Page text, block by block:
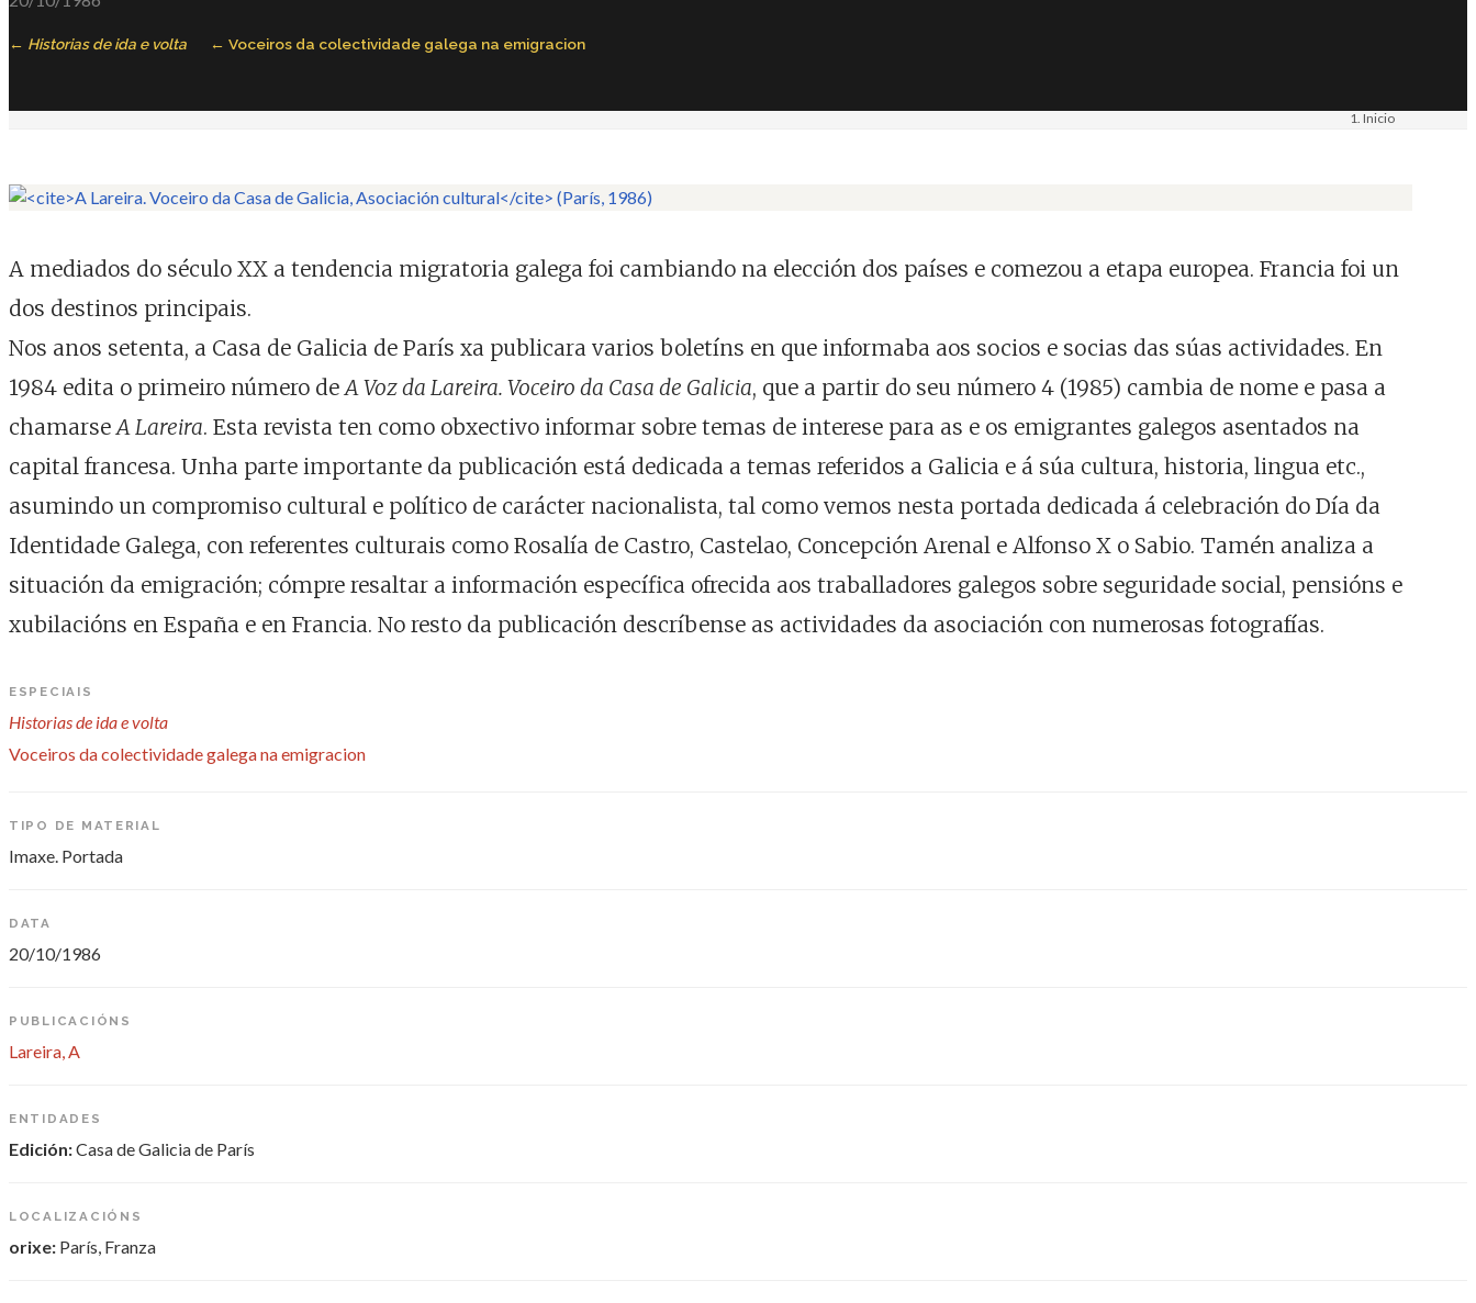
Historias de ida e volta Voceiros da colectividade galega na emigracion
Inicio
A mediados do século XX a tendencia migratoria galega foi cambiando na elección dos países e comezou a etapa europea. Francia foi un
dos destinos principais.
Nos anos setenta, a Casa de Galicia de París xa publicara varios boletíns en que informaba aos socios e socias das súas actividades. En
1984 edita o primeiro número deA Voz da Lareira. Voceiro da Casa de Galicia, que a partir do seu número 4 (1985) cambia de nome e pasa a
chamarseA Lareira. Esta revista ten como obxectivo informar sobre temas de interese para as e os emigrantes galegos asentados na
capital francesa. Unha parte importante da publicación está dedicada a temas referidos a Galicia e á súa cultura, historia, lingua etc.,
asumindo un compromiso cultural e político de carácter nacionalista, tal como vemos nesta portada dedicada á celebración do Día da
Identidade Galega, con referentes culturais como Rosalía de Castro, Castelao, Concepción Arenal e Alfonso X o Sabio. Tamén analiza a
situación da emigración; cómpre resaltar a información específica ofrecida aos traballadores galegos sobre seguridade social, pensións e
xubilacións en España e en Francia. No resto da publicación descríbense as actividades da asociación con numerosas fotografías.
ESPECIAIS
Historias de ida e volta
Voceiros da colectividade galega na emigracion
TIPO DE MATERIAL
Imaxe. Portada
DATA
20/10/1986
PUBLICACIÓNS
Lareira, A
ENTIDADES
Edición:Casa de Galicia de París
LOCALIZACIÓNS
orixe: París, Franza